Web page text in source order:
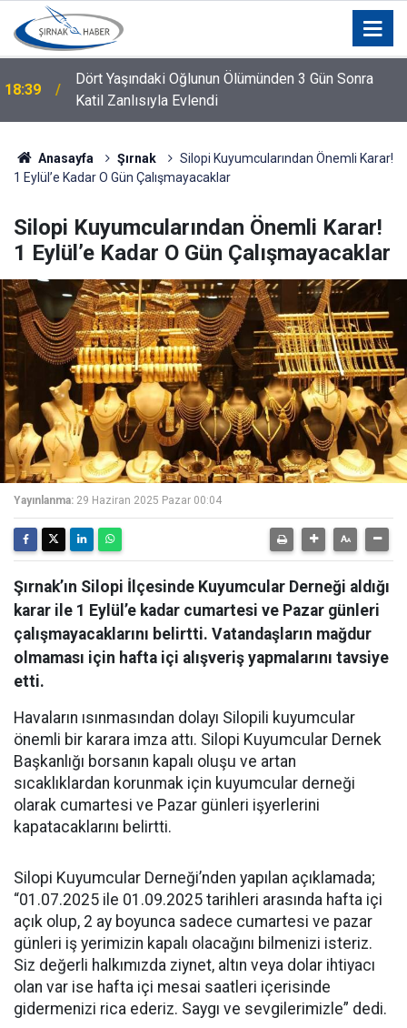
18:39
Dört Yaşındaki Oğlunun Ölümünden 3 Gün Sonra
Katil Zanlısıyla Evlendi
Anasayfa Şırnak
Silopi Kuyumcularından Önemli Karar!
1 Eylül’e Kadar O Gün Çalışmayacaklar
Silopi Kuyumcularından Önemli Karar!
1 Eylül’e Kadar O Gün Çalışmayacaklar
Yayınlanma: 29 Haziran 2025 Pazar 00:04
Şırnak’ın Silopi İlçesinde Kuyumcular Derneği aldığı
karar ile 1 Eylül’e kadar cumartesi ve Pazar günleri
çalışmayacaklarını belirtti. Vatandaşların mağdur
olmaması için hafta içi alışveriş yapmalarını tavsiye
etti.
Havaların ısınmasından dolayı Silopili kuyumcular
önemli bir karara imza attı. Silopi Kuyumcular Dernek
Başkanlığı borsanın kapalı oluşu ve artan
sıcaklıklardan korunmak için kuyumcular derneği
olarak cumartesi ve Pazar günleri işyerlerini
kapatacaklarını belirtti.
Silopi Kuyumcular Derneği’nden yapılan açıklamada;
“01.07.2025 ile 01.09.2025 tarihleri arasında hafta içi
açık olup, 2 ay boyunca sadece cumartesi ve pazar
günleri iş yerimizin kapalı olacağını bilmenizi isteriz.
Siz değerli halkımızda ziynet, altın veya dolar ihtiyacı
olan var ise hafta içi mesai saatleri içerisinde
gidermenizi rica ederiz. Saygı ve sevgilerimizle” dedi.